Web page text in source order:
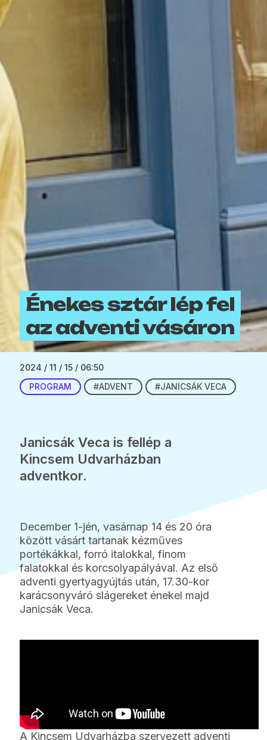
Énekes sztár lép fel
az adventi vásáron
2024 / 11 / 15 / 06:50
PROGRAM
#ADVENT #JANICSÁK VECA
Janicsák Veca is fellép a
Kincsem Udvarházban
adventkor.
December 1-jén, vasárnap 14 és 20 óra
között vásárt tartanak kézműves
portékákkal, forró italokkal, finom
falatokkal és korcsolyapályával. Az első
adventi gyertyagyújtás után, 17.30-kor
karácsonyváró slágereket énekel majd
Janicsák Veca.
A Kincsem Udvarházba szervezett adventi